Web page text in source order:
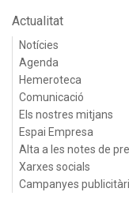
Actualitat
Notícies
Agenda
Hemeroteca
Comunicació
Els nostres mitjans
Espai Empresa
Alta a les notes de
Xarxes socials
Campanyes